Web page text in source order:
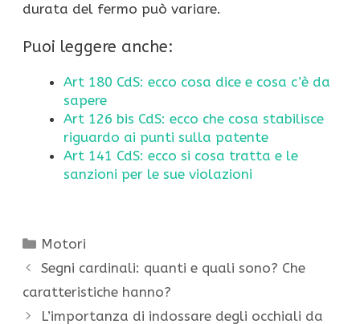
durata del fermo può variare.
Puoi leggere anche:
Art 180 CdS: ecco cosa dice e cosa c’è da
sapere
Art 126 bis CdS: ecco che cosa stabilisce
riguardo ai punti sulla patente
Art 141 CdS: ecco si cosa tratta e le
sanzioni per le sue violazioni
Categorie
Motori
Segni cardinali: quanti e quali sono? Che
caratteristiche hanno?
L’importanza di indossare degli occhiali da